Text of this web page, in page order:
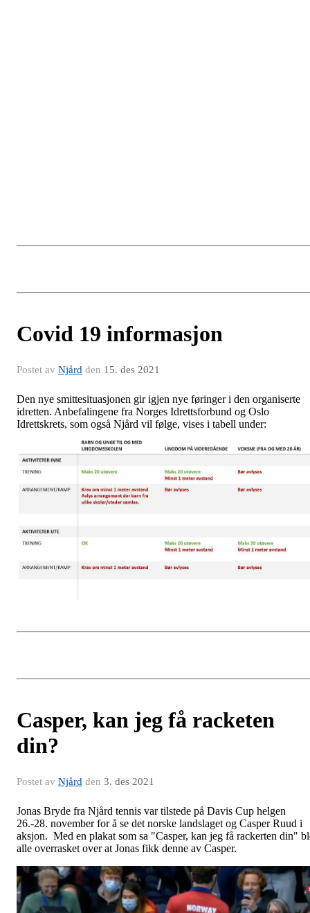
Covid 19 informasjon
Postet av Njård den 15. des 2021
Den nye smittesituasjonen gir igjen nye føringer i den organiserte
idretten. Anbefalingene fra Norges Idrettsforbund og Oslo
Idrettskrets, som også Njård vil følge, vises i tabell under:
Casper, kan jeg få racketen
din?
Postet av Njård den 3. des 2021
Jonas Bryde fra Njård tennis var tilstede på Davis Cup helgen
26.-28. november for å se det norske landslaget og Casper Ruud i
aksjon. Med en plakat som sa "Casper, kan jeg få rackerten din"
alle overrasket over at Jonas fikk denne av Casper.